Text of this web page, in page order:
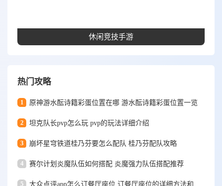
休闲竞技手游
热门攻略
1 原神游水酝诗籍彩蛋位置在哪 游水酝诗籍彩蛋位置一览
2 坦克队长pvp怎么玩 pvp的玩法详细介绍
3 崩坏星穹铁道桂乃芬要怎么配队 桂乃芬配队攻略
4 赛尔计划炎魔队伍如何搭配 炎魔强力队伍搭配推荐
5